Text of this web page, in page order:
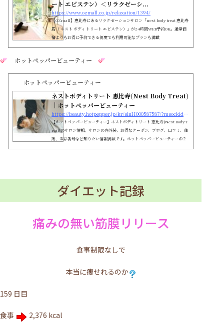
ート エビステン）＜リラクゼーシ...
https://www.ozmall.co.jp/relaxation/1394/
【OZmall】恵比寿にあるリラクゼーションサロン「nest body treat 恵比寿
店（ ネスト ボディ トリート エビステン）」が24時間WEB予約OK。通常価
格よりもお得に予約できる何度でも利用可能なプランも満載
ホットペッパービューティー
ホットペッパービューティー
ネストボディトリート 恵比寿(Nest Body Treat)
｜ホットペッパービューティー
https://beauty.hotpepper.jp/kr/slnH000587587/?msockid=0af1893400d06e02385e9c7e01d56f3d
【ホットペッパービューティー】ネストボディトリート 恵比寿(Nest Body T
reat)のサロン情報。サロンの内外装、お得なクーポン、ブログ、口コミ、住
所、電話番号など知りたい情報満載です。ホットペッパービューティーの２
ダイエット記録
痛みの無い筋膜リリース
食事制限なしで
本当に痩せれるのか
159 日目
食事 2,376 kcal